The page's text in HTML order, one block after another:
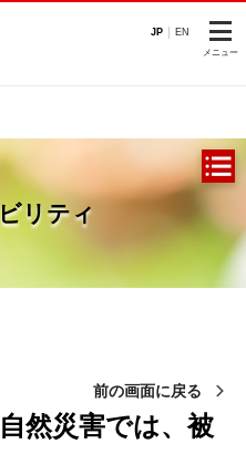
JP EN
メニュー
リティ
前の画面に戻る
然災害では、被